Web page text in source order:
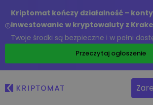
Kriptomat kończy działalność –
inwestowanie w kryptowaluty z
Twoje środki są bezpieczne i w pełni
Przeczytaj ogłoszenie